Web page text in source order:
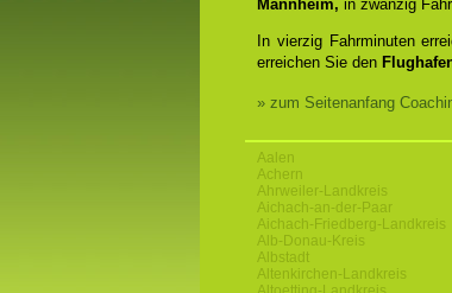
Mannheim, in zwanzig
In vierzig Fahrminuten
erreichen Sie den
» zum Seitenanfang
Aalen
Achern
Ahrweiler-Landkreis
Aichach-an-der-Paar
Aichach-Friedberg-Landkreis
Alb-Donau-Kreis
Albstadt
Altenkirchen-Landkreis